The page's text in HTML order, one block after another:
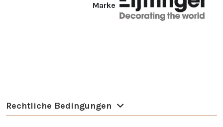
Marke
Rechtliche Bedingungen